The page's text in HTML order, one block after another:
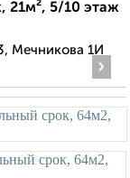
21м², 5/10 этаж
Мечникова 1И
›